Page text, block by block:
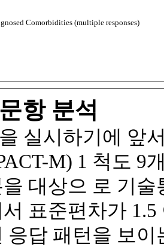
Comorbidities (multiple responses)
항 분석
실시하기에 앞
M) 1 척도
대상으 로 기
표준편차가
응답 패턴을 보